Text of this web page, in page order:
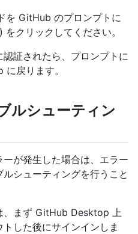
を GitHub のプロンプトに
をクリックしてください。
証されたら、プロンプトに
戻ります。
ルシューティン
が発生した場合は、エラー
シューティングを行うこと
、まず GitHub Desktop 上
した後にサインインしま